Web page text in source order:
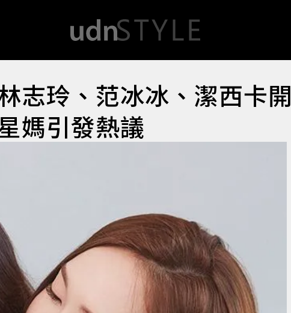
志玲、范冰冰、潔西卡開
媽引發熱議